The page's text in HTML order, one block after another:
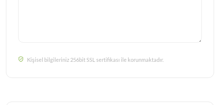
Kişisel bilgileriniz 256bit SSL sertifikası ile korunmaktadır.